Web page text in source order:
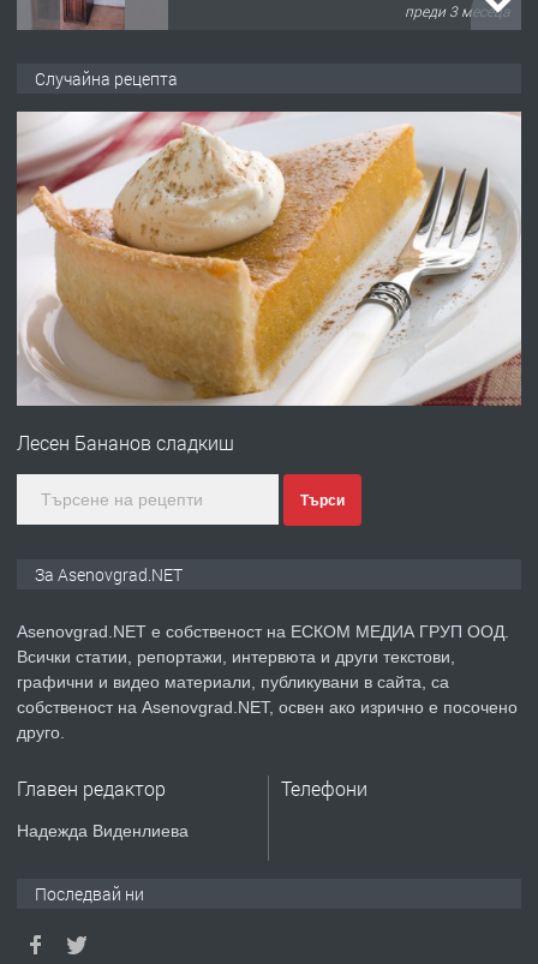
преди 3 месеца
преди 10 месеца
ПРЕДЛАГА
Професионална броячна машина -
със сертификат от ЕЦБ
преди 1 година
ПРЕДЛАГА
Професионална зеленчукорезачка
преди 2 години
ПРЕДЛАГА
Давам индивидуалани уроци по
Случайна рецепта
Лесен Бананов сладкиш
Търси
За Asenovgrad.NET
Asenovgrad.NET е собственост на ЕСКОМ МЕДИА ГРУП ООД.
Всички статии, репортажи, интервюта и други текстови,
графични и видео материали, публикувани в сайта, са
собственост на Asenovgrad.NET, освен ако изрично е посочено
друго.
Главен редактор
Надежда Виденлиева
Телефони
Последвай ни